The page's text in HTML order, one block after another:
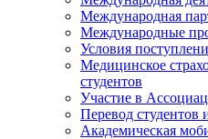
Международная
Международные
Условия
Медицинское
студентов
Участие в
Перевод студентов
Академическая